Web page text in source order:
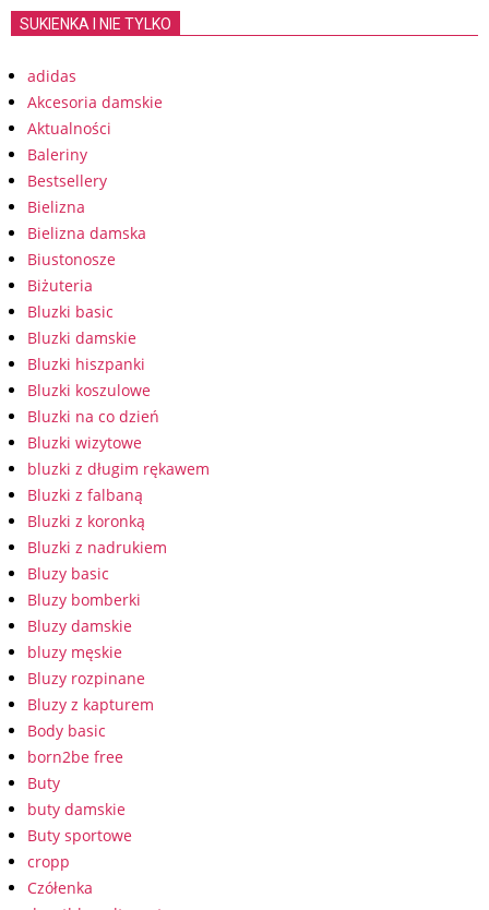
SUKIENKA I NIE TYLKO
adidas
Akcesoria damskie
Aktualności
Baleriny
Bestsellery
Bielizna
Bielizna damska
Biustonosze
Biżuteria
Bluzki basic
Bluzki damskie
Bluzki hiszpanki
Bluzki koszulowe
Bluzki na co dzień
Bluzki wizytowe
bluzki z długim rękawem
Bluzki z falbaną
Bluzki z koronką
Bluzki z nadrukiem
Bluzy basic
Bluzy bomberki
Bluzy damskie
bluzy męskie
Bluzy rozpinane
Bluzy z kapturem
Body basic
born2be free
Buty
buty damskie
Buty sportowe
cropp
Czółenka